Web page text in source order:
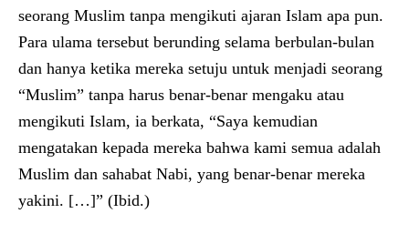
seorang Muslim tanpa mengikuti ajaran Islam apa pun.
Para ulama tersebut berunding selama berbulan-bulan
dan hanya ketika mereka setuju untuk menjadi seorang
“Muslim” tanpa harus benar-benar mengaku atau
mengikuti Islam, ia berkata, “Saya kemudian
mengatakan kepada mereka bahwa kami semua adalah
Muslim dan sahabat Nabi, yang benar-benar mereka
yakini. […]” (Ibid.)